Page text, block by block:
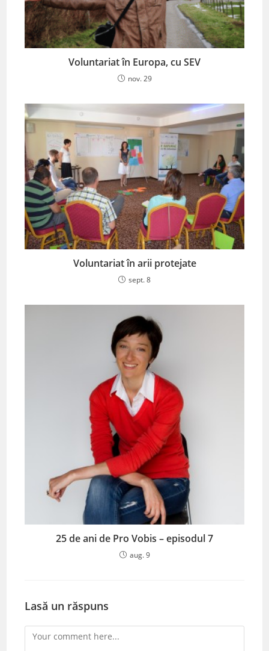
Voluntariat în Europa, cu SEV
nov. 29
Voluntariat în arii protejate
sept. 8
25 de ani de Pro Vobis – episodul 7
aug. 9
Lasă un răspuns
Comment